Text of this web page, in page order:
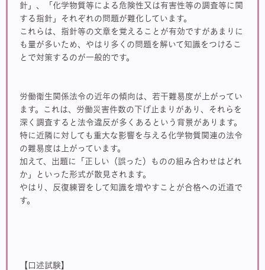
針」、「化学物質等による危険性又は有害性等の調査等に関
する指針」それぞれの問題が難化しています。
これらは、指針等の文章を覚えることが有効ですがあまりに
も量が多いため、やはり多くの問題を解いて知識をつけるこ
とで対策するのが一般的です。
労働衛生関係法令の近年の傾向は、若干難易度が上がってい
ます。これは、労働災害件数の下げ止まりがあり、それらを
深く調査すると法令違反が多くあるという背景があります。
特に近隣に対しても重大な影響を与える化学物質関連の法令
の難易度は上がっています。
加えて、出題に「正しい（誤った）ものの組み合わせはどれ
か」といった形式が散見されます。
やはり、反復練習をして知識を増やすことが合格への近道で
す。
【口述試験】